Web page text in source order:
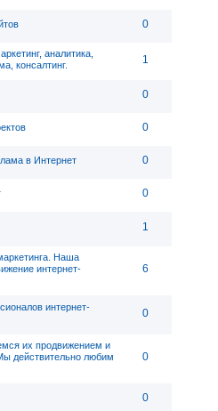
0
аналитика,
консалтинг.
1
0
0
в Интернет 0
0
1
Наша
интернет-
6
интернет-
0
их продвижением и
действительно любим
0
0